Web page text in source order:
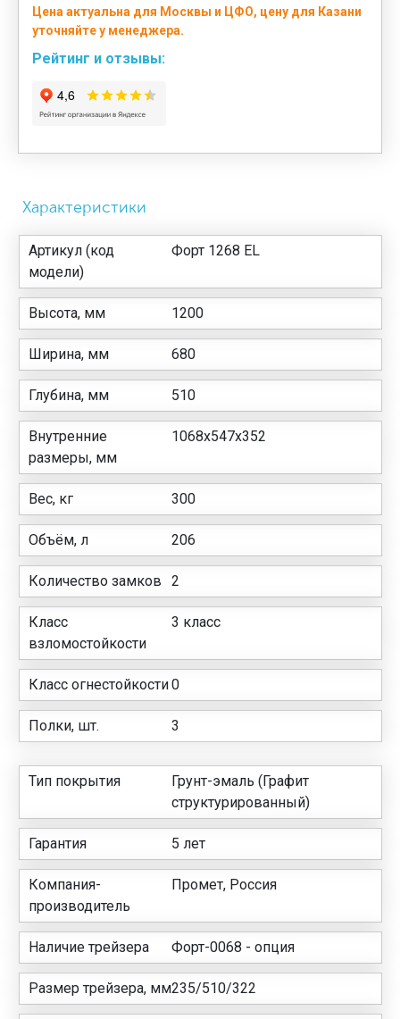
Цена актуальна для Москвы и ЦФО, цену для Казани
уточняйте у менеджера.
Рейтинг и отзывы:
Характеристики
Артикул (код
модели)
Форт 1268 EL
Высота, мм 1200
Ширина, мм 680
Глубина, мм 510
Внутренние
размеры, мм
1068x547x352
Вес, кг 300
Объём, л 206
Количество замков 2
Класс
взломостойкости
3 класс
Класс огнестойкости0
Полки, шт. 3
Тип покрытия
Грунт-эмаль (Графит
структурированный)
Гарантия 5 лет
Компания-
производитель
Промет, Россия
Наличие трейзера Форт-0068 - опция
Размер трейзера, мм235/510/322